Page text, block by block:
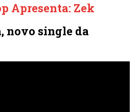
Apresenta: Zek
novo single da